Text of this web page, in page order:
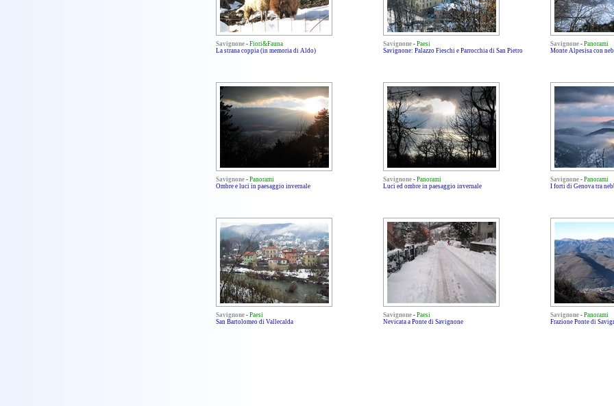
Savignone - Fiori&Fauna
La strana coppia (in memoria di Aldo)
Savignone - Paesi
Savignone: Palazzo Fieschi e Parrocchia di San Pietro
Savignone - Panorami
Monte Alpesisa con
Savignone - Panorami
Ombre e luci in paesaggio invernale
Savignone - Panorami
Luci ed ombre in paesaggio invernale
Savignone - Panorami
I forti di Genova tra
Savignone - Paesi
San Bartolomeo di Vallecalda
Savignone - Paesi
Nevicata a Ponte di Savignone
Savignone - Panorami
Frazione Ponte di